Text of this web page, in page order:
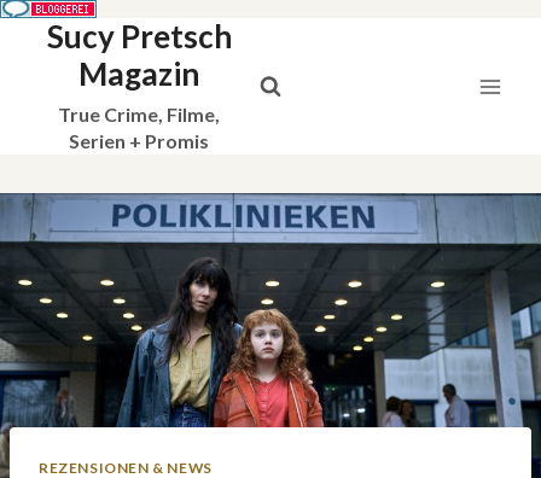
Sucy Pretsch
Magazin
True Crime, Filme,
Serien + Promis
REZENSIONEN & NEWS